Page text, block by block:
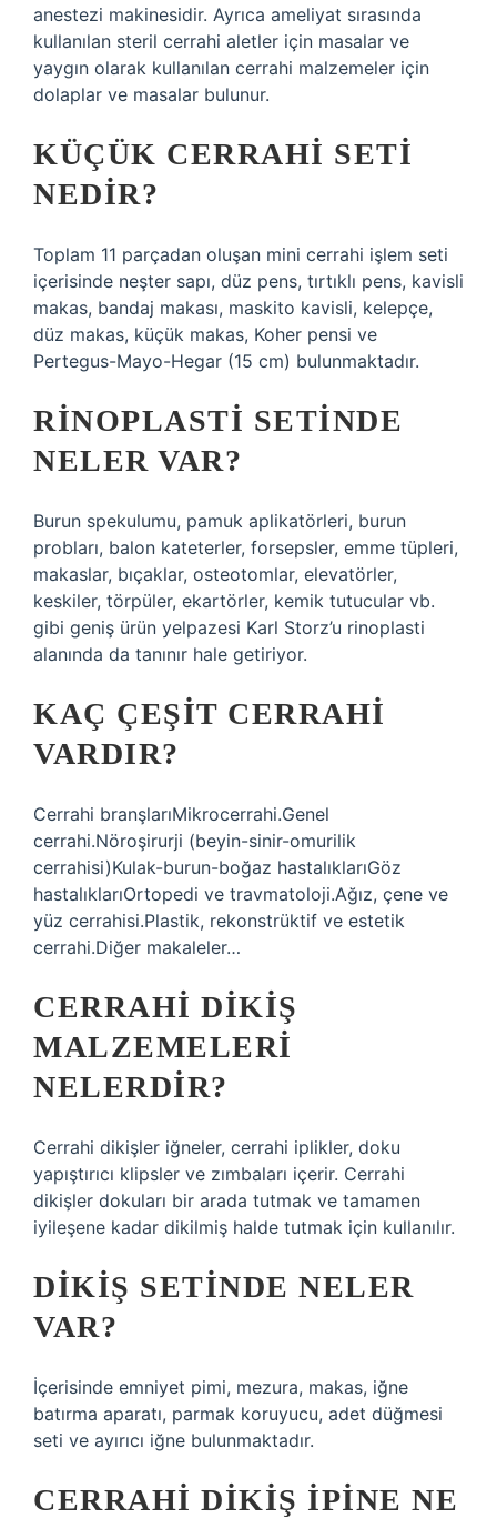
anestezi makinesidir. Ayrıca ameliyat sırasında
kullanılan steril cerrahi aletler için masalar ve
yaygın olarak kullanılan cerrahi malzemeler için
dolaplar ve masalar bulunur.
KÜÇÜK CERRAHI SETI
NEDIR?
Toplam 11 parçadan oluşan mini cerrahi işlem seti
içerisinde neşter sapı, düz pens, tırtıklı pens, kavisli
makas, bandaj makası, maskito kavisli, kelepçe,
düz makas, küçük makas, Koher pensi ve
Pertegus-Mayo-Hegar (15 cm) bulunmaktadır.
RINOPLASTI SETINDE
NELER VAR?
Burun spekulumu, pamuk aplikatörleri, burun
probları, balon kateterler, forsepsler, emme tüpleri,
makaslar, bıçaklar, osteotomlar, elevatörler,
keskiler, törpüler, ekartörler, kemik tutucular vb.
gibi geniş ürün yelpazesi Karl Storz’u rinoplasti
alanında da tanınır hale getiriyor.
KAÇ ÇEŞIT CERRAHI
VARDIR?
Cerrahi branşlarıMikrocerrahi.Genel
cerrahi.Nöroşirurji (beyin-sinir-omurilik
cerrahisi)Kulak-burun-boğaz hastalıklarıGöz
hastalıklarıOrtopedi ve travmatoloji.Ağız, çene ve
yüz cerrahisi.Plastik, rekonstrüktif ve estetik
cerrahi.Diğer makaleler…
CERRAHI DIKIŞ
MALZEMELERI
NELERDIR?
Cerrahi dikişler iğneler, cerrahi iplikler, doku
yapıştırıcı klipsler ve zımbaları içerir. Cerrahi
dikişler dokuları bir arada tutmak ve tamamen
iyileşene kadar dikilmiş halde tutmak için kullanılır.
DIKIŞ SETINDE NELER
VAR?
İçerisinde emniyet pimi, mezura, makas, iğne
batırma aparatı, parmak koruyucu, adet düğmesi
seti ve ayırıcı iğne bulunmaktadır.
CERRAHI DIKIŞ IPINE NE